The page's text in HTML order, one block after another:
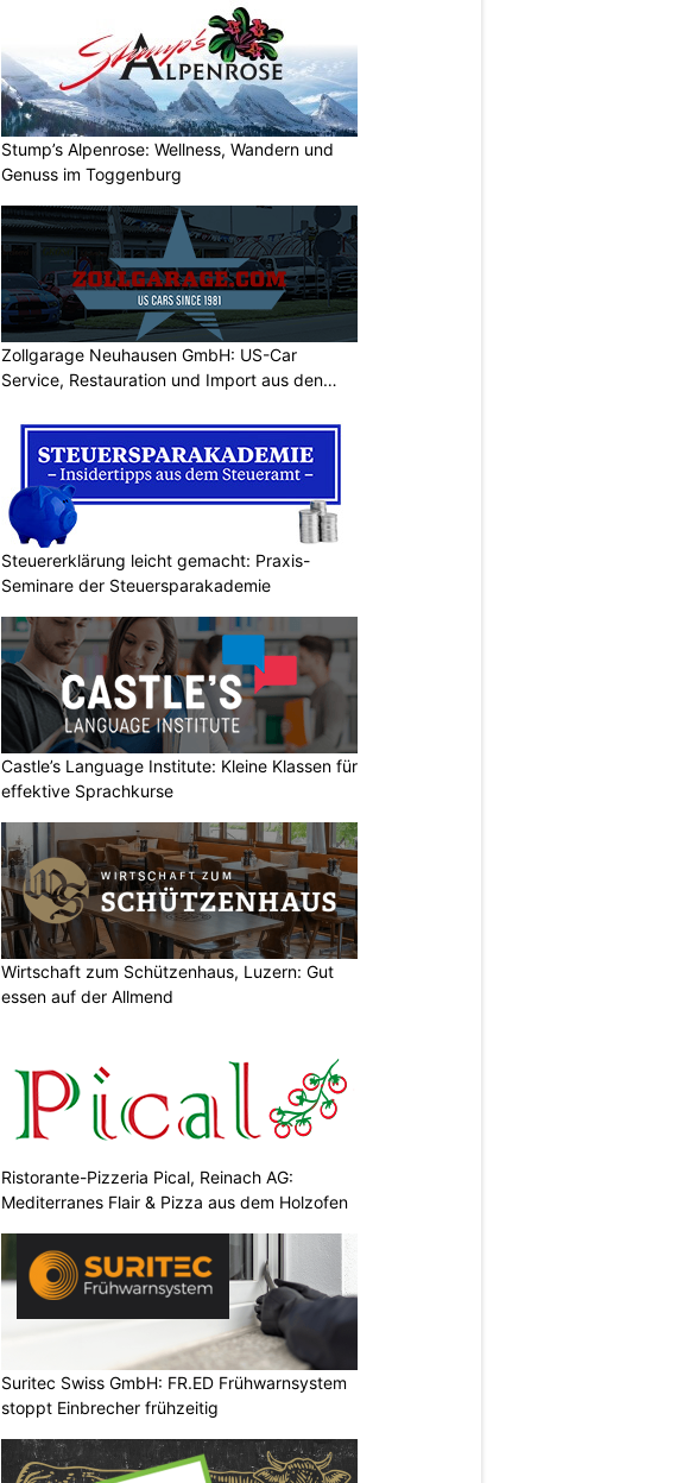
Stump’s Alpenrose: Wellness, Wandern und
Genuss im Toggenburg
Zollgarage Neuhausen GmbH: US-Car
Service, Restauration und Import aus den
Steuererklärung leicht gemacht: Praxis-
Seminare der Steuersparakademie
Castle’s Language Institute: Kleine Klassen für
effektive Sprachkurse
Wirtschaft zum Schützenhaus, Luzern: Gut
essen auf der Allmend
Ristorante-Pizzeria Pical, Reinach AG:
Mediterranes Flair & Pizza aus dem Holzofen
Suritec Swiss GmbH: FR.ED Frühwarnsystem
stoppt Einbrecher frühzeitig